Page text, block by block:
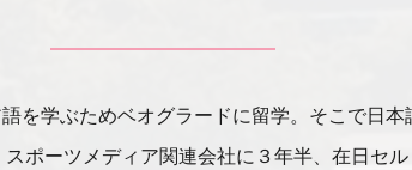
を学ぶためベオグラードに留学。そこで日
ポーツメディア関連会社に３年半、在日セ